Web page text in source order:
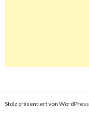
Stolz präsentiert von WordPress